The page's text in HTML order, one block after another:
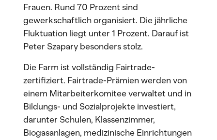
Frauen. Rund 70 Prozent sind
gewerkschaftlich organisiert. Die jährliche
Fluktuation liegt unter 1 Prozent. Darauf ist
Peter Szapary besonders stolz.
Die Farm ist vollständig Fairtrade-
zertifiziert. Fairtrade-Prämien werden von
einem Mitarbeiterkomitee verwaltet und in
Bildungs- und Sozialprojekte investiert,
darunter Schulen, Klassenzimmer,
Biogasanlagen, medizinische Einrichtungen